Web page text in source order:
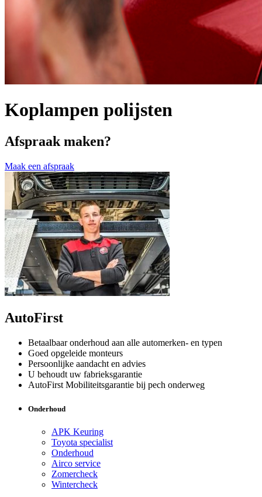
Koplampen polijsten
Afspraak maken?
Maak een afspraak
AutoFirst
Betaalbaar onderhoud aan alle automerken- en typen
Goed opgeleide monteurs
Persoonlijke aandacht en advies
U behoudt uw fabrieksgarantie
AutoFirst Mobiliteitsgarantie bij pech onderweg
Onderhoud
APK Keuring
Toyota specialist
Onderhoud
Airco service
Zomercheck
Wintercheck